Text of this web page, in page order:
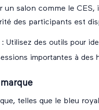
un salon comme le
des participants est
: Utilisez des outils pour
importantes à des
telles que le bleu